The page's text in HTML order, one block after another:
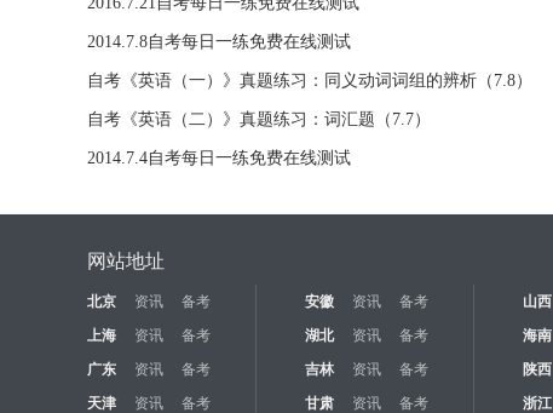
2014.7.8自考每日一练免费在线测试
自考《英语（一）》真题练习：同义动词词组的辨析（7.8）
自考《英语（二）》真题练习：词汇题（7.7）
2014.7.4自考每日一练免费在线测试
网站地址
北京 资讯 备考 安徽 资讯 备考 山西
上海
资讯 备考 湖北 资讯 备考 海南
广东
资讯 备考 吉林 资讯 备考 陕西
天津
资讯 备考 甘肃 资讯 备考 浙江